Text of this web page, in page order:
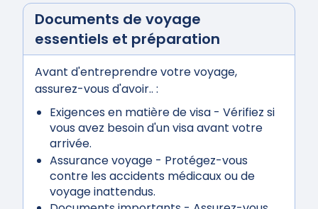
Documents de voyage
essentiels et préparation
Avant d'entreprendre votre voyage,
assurez-vous d'avoir.. :
Exigences en matière de visa - Vérifiez si
vous avez besoin d'un visa avant votre
arrivée.
Assurance voyage - Protégez-vous
contre les accidents médicaux ou de
voyage inattendus.